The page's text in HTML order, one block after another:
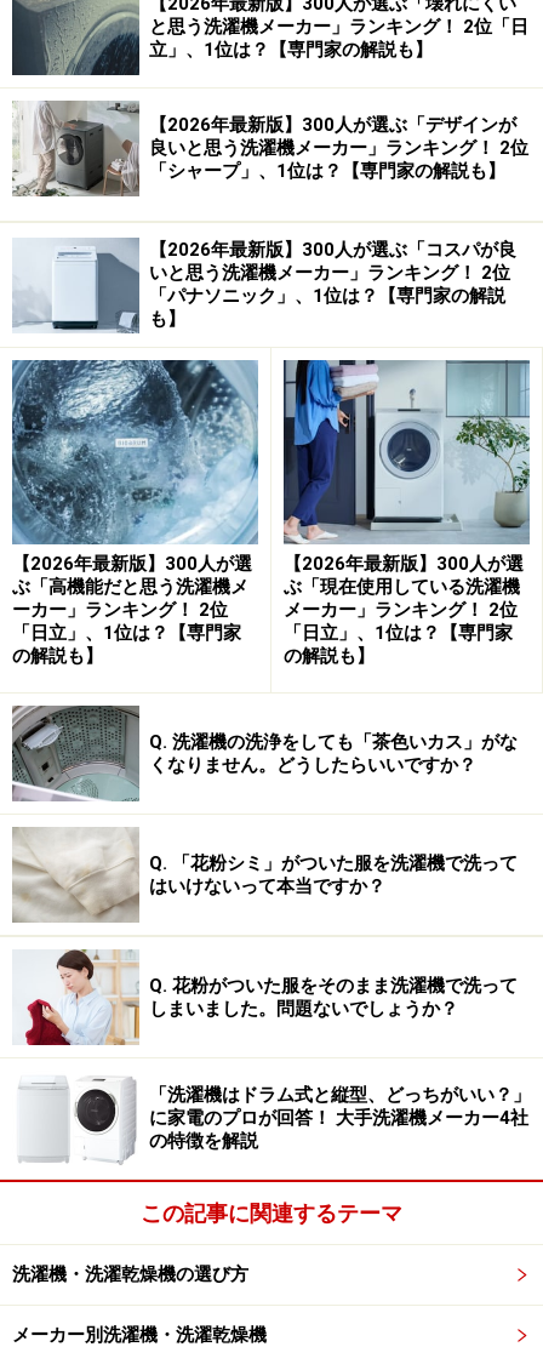
今までの洗濯機と違い、洗濯乾燥機は平均で80kg前後に
もなる、重い製品です。男性2人でやっと設置ができる
機器なので、搬入経路はしっかり確保しておきましょ
う！心配な場合は、販売店で設置可能か否かを確認して
もらうことをおすすめします。
以上のポイントを確認したら、いよいよ具体的な機種の
選定です。各メーカー特有の機能、たとえば「洗濯プロ
グラムの豊富さ」「操作ボタンの使いやすさ」「タイマ
ー機能」「花粉対策・除菌・消臭」などのプラスアルフ
ァ機能と合わせて検討すると良いでしょう。
以上が、洗濯機を選ぶ際に確認するポイントです。
各社のトレンドをメーカー別でまとめてみましたので、
そちらも参考にしてください。
メーカー別洗濯機トレンド情報 >>
■洗濯機・洗濯乾燥機のおすすめ・メーカー別INDEX
槽」がオンリーワン！
東芝：ナノサイズの泡「ウルトラファインバブル」
日立：「風アイロン」と「ヒートリサイクル」で仕
と思う洗濯機メーカー」ランキング！ 2位「日
立」、1位は？【専門家の解説も】
【2026年最新版】300人が選ぶ「デザインが
良いと思う洗濯機メーカー」ランキング！ 2位
「シャープ」、1位は？【専門家の解説も】
【2026年最新版】300人が選ぶ「コスパが良
いと思う洗濯機メーカー」ランキング！ 2位
「パナソニック」、1位は？【専門家の解説
も】
【2026年最新版】300人が選
ぶ「高機能だと思う洗濯機メ
ーカー」ランキング！ 2位
「日立」、1位は？【専門家
の解説も】
【2026年最新版】300人が選
ぶ「現在使用している洗濯機
メーカー」ランキング！ 2位
「日立」、1位は？【専門家
の解説も】
Q. 洗濯機の洗浄をしても「茶色いカス」がな
くなりません。どうしたらいいですか？
Q. 「花粉シミ」がついた服を洗濯機で洗って
はいけないって本当ですか？
Q. 花粉がついた服をそのまま洗濯機で洗って
しまいました。問題ないでしょうか？
「洗濯機はドラム式と縦型、どっちがいい？」
に家電のプロが回答！ 大手洗濯機メーカー4社
の特徴を解説
この記事に関連するテーマ
洗濯機・洗濯乾燥機の選び方
メーカー別洗濯機・洗濯乾燥機